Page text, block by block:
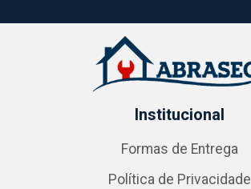
Institucional
Formas de Entrega
Política de Privacidade